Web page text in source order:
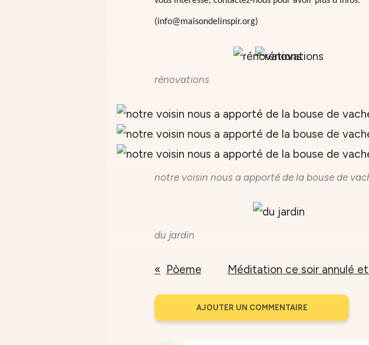
(info@maisondelinspir.org)
rénovations
notre voisin nous a apporté de la bouse de
du jardin
Pòeme Méditation ce soir annulé
AJOUTER UN COMMENTAIRE